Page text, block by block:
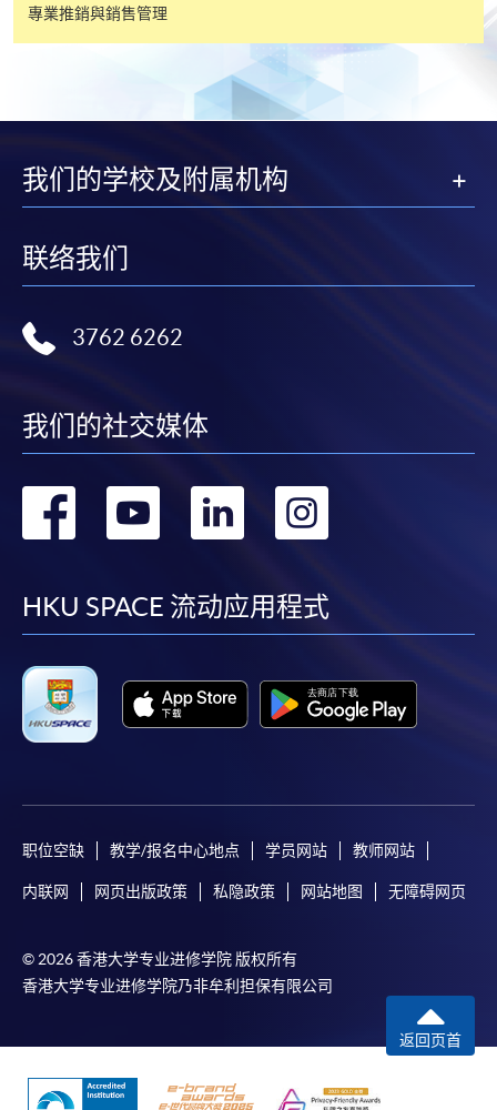
專業推銷與銷售管理
我们的学校及附属机构
联络我们
3762 6262
我们的社交媒体
转
facebook
转
youtube
转
linkedin
HKU SPACE 流动应用程式
职位空缺 教学/报名中心地点 学员网站 教师网站
内联网 网页出版政策 私隐政策 网站地图 无障碍网页
© 2026 香港大学专业进修学院 版权所有
香港大学专业进修学院乃非牟利担保有限公司
返回页首